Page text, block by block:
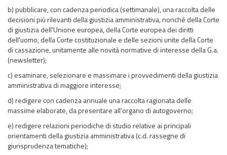
b) pubblicare, con cadenza periodica (settimanale), una raccolta delle
decisioni più rilevanti della giustizia amministrativa, nonché della Corte
di giustizia dell'Unione europea, della Corte europea dei diritti
dell'uomo, della Corte costituzionale e delle sezioni unite della Corte
di cassazione, unitamente alle novità normative di interesse della G.a.
(newsletter);
c) esaminare, selezionare e massimare i provvedimenti della giustizia
amministrativa di maggiore interesse;
d) redigere con cadenza annuale una raccolta ragionata delle
massime elaborate, da presentare all'organo di autogoverno;
e) redigere relazioni periodiche di studio relative ai principali
orientamenti della giustizia amministrativa (c.d. rassegne di
giurisprudenza tematiche);